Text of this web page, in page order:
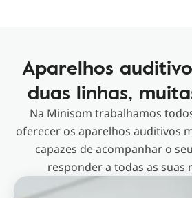
Aparelhos
duas linhas,
Na Minisom trabalhamos
oferecer os aparelhos auditivos
capazes de acompanhar o
responder a todas as suas